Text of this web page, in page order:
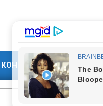
КОНТАКТ МАРКЕТИНГ